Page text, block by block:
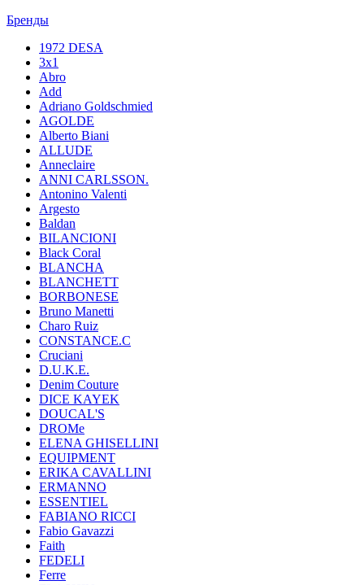
Бренды
1972 DESA
3x1
Abro
Add
Adriano Goldschmied
AGOLDE
Alberto Biani
ALLUDE
Anneclaire
ANNI CARLSSON.
Antonino Valenti
Argesto
Baldan
BILANCIONI
Black Coral
BLANCHA
BLANCHETT
BORBONESE
Bruno Manetti
Charo Ruiz
CONSTANCE.C
Cruciani
D.U.K.E.
Denim Couture
DICE KAYEK
DOUCAL'S
DROMe
ELENA GHISELLINI
EQUIPMENT
ERIKA CAVALLINI
ERMANNO
ESSENTIEL
FABIANO RICCI
Fabio Gavazzi
Faith
FEDELI
Ferre